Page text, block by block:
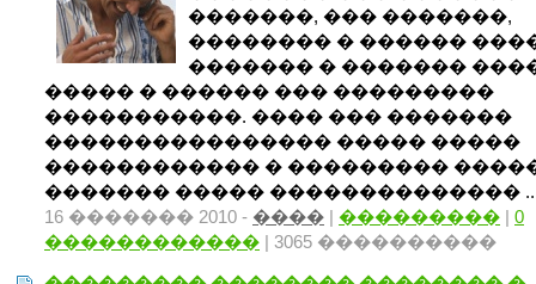
�������, ��� �������,
�������� � ������
������� � �������
����� � ������ ��� ���������
�����������. ���� ��� �������
���������������� ����� �����
������������ � ���������
������� ����� �������������� ..
16 ������� 2010 - ���� | ��������� | 0
������������ | 3065 ����������